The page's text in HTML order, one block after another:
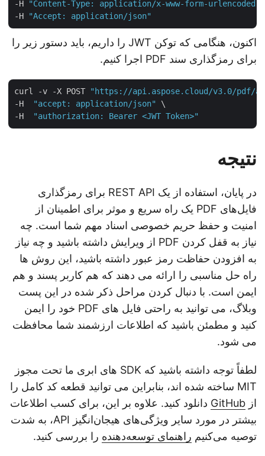
-H "Content-Type: application/x-www-form-
-H "Accept: application/json"
اکنون، هنگامی که توکن JWT را داریم، باید دستور زیر را
برای رمزگذاری سند PDF اجرا کنیم.
curl -v -X POST "https://api.aspose.cloud/v3.0/pdf/
-H "accept: application/json" \
-H "authorization: Bearer <JWT Token>"
نتیجه
در پایان، استفاده از یک REST API برای رمزگذاری
فایل‌های PDF یک راه سریع و موثر برای اطمینان از
امنیت و حفظ حریم خصوصی اسناد مهم شما است. چه
نیاز به قفل کردن PDF از ویرایش داشته باشید و چه نیاز
به افزودن حفاظت رمز عبور داشته باشید، این روش ها
راه حل مناسبی را ارائه می دهند که هم کاربر پسند و هم
ایمن است. با دنبال کردن مراحل ذکر شده در این پست
وبلاگ، می توانید به راحتی فایل های PDF خود را ایمن
کنید و مطمئن باشید که اطلاعات ارزشمند شما محافظت
می شود.
لطفاً توجه داشته باشید که SDK های ابری ما تحت مجوز
MIT ساخته شده اند، بنابراین می توانید قطعه کد کامل را
از GitHubدانلود کنید. علاوه بر این، برای کسب اطلاعات
بیشتر در مورد سایر ویژگی‌های هیجان‌انگیز API، به شدت
توصیه می‌کنیمراهنمای توسعه‌دهندهرا بررسی کنید.